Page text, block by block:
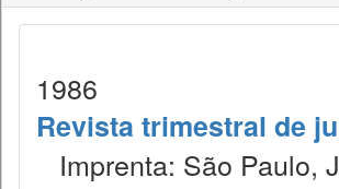
1986
Revista trimestral de
Imprenta: São Paulo,